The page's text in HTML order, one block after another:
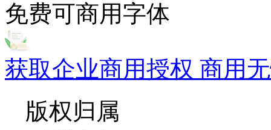
免费可商用字体
获取企业商用授权 商用
版权归属